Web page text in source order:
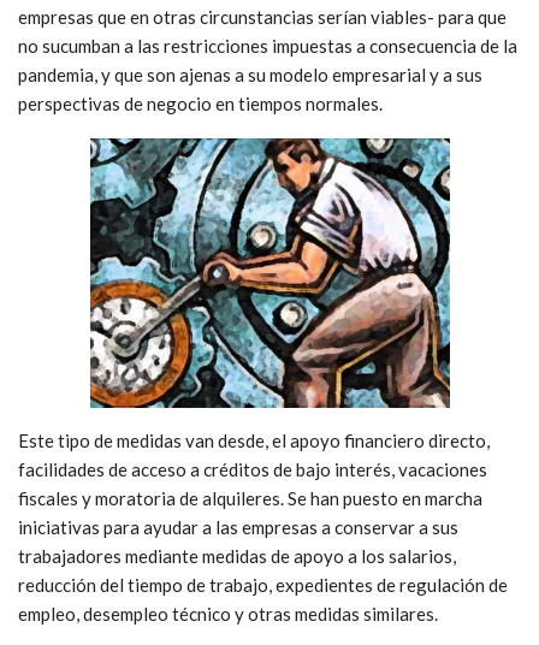
empresas que en otras circunstancias serían viables- para que
no sucumban a las restricciones impuestas a consecuencia de la
pandemia, y que son ajenas a su modelo empresarial y a sus
perspectivas de negocio en tiempos normales.
Este tipo de medidas van desde, el apoyo financiero directo,
facilidades de acceso a créditos de bajo interés, vacaciones
fiscales y moratoria de alquileres. Se han puesto en marcha
iniciativas para ayudar a las empresas a conservar a sus
trabajadores mediante medidas de apoyo a los salarios,
reducción del tiempo de trabajo, expedientes de regulación de
empleo, desempleo técnico y otras medidas similares.